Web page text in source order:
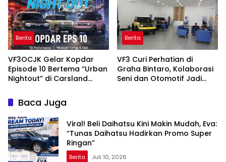
Berita
VF3OCJK Gelar Kopdar
Episode 10 Bertema “Urban
Nightout” di Carsland
Berita
VF3 Curi Perhatian di
Graha Bintaro, Kolaborasi
Seni dan Otomotif Jadi
Baca Juga
Viral! Beli Daihatsu Kini Makin Mudah, Eva:
“Tunas Daihatsu Hadirkan Promo Super
Ringan”
Berita Juli 10, 2026